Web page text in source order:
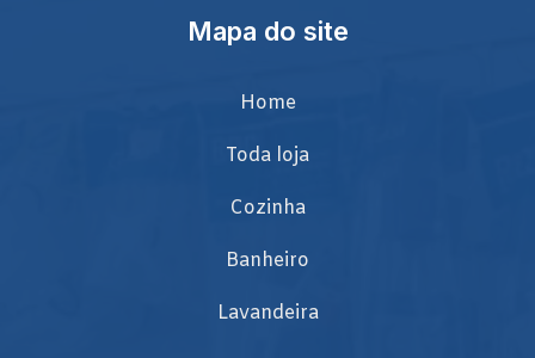
Mapa do site
Home
Toda loja
Cozinha
Banheiro
Lavandeira